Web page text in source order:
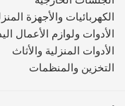
الكهربائيات والأجهزة
الأدوات ولوازم الأعمال
الأدوات المنزلية والأثاث
التخزين والمنظمات